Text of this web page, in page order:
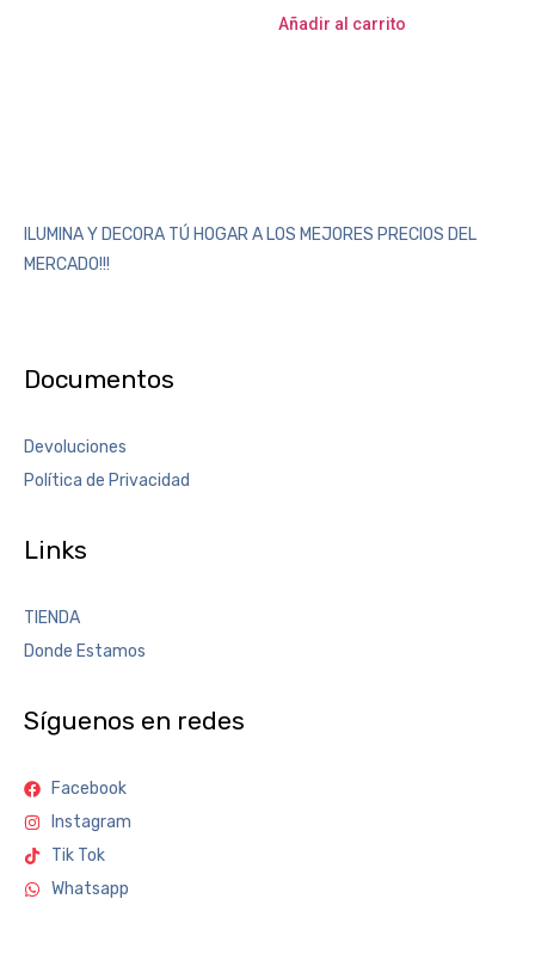
Añadir al carrito
ILUMINA Y DECORA TÚ HOGAR A LOS MEJORES PRECIOS DEL
MERCADO!!!
Documentos
Devoluciones
Política de Privacidad
Links
TIENDA
Donde Estamos
Síguenos en redes
Facebook
Instagram
Tik Tok
Whatsapp